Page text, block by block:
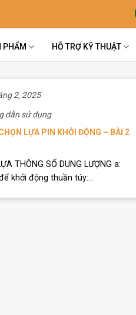
PHẨM HỖ TRỢ KỸ THUẬT
2, 2025
dẫn sử dụng
LỰA PIN KHỞI ĐỘNG – BÀI 2
THÔNG SỐ DUNG LƯỢNG a:
khởi động thuần túy:...